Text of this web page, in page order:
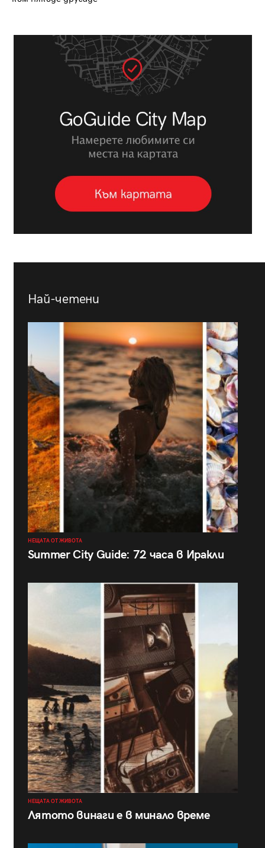
Най-четени
НЕЩАТА ОТ ЖИВОТА
Summer City Guide: 72 часа в Иракли
НЕЩАТА ОТ ЖИВОТА
Лятото винаги е в минало време